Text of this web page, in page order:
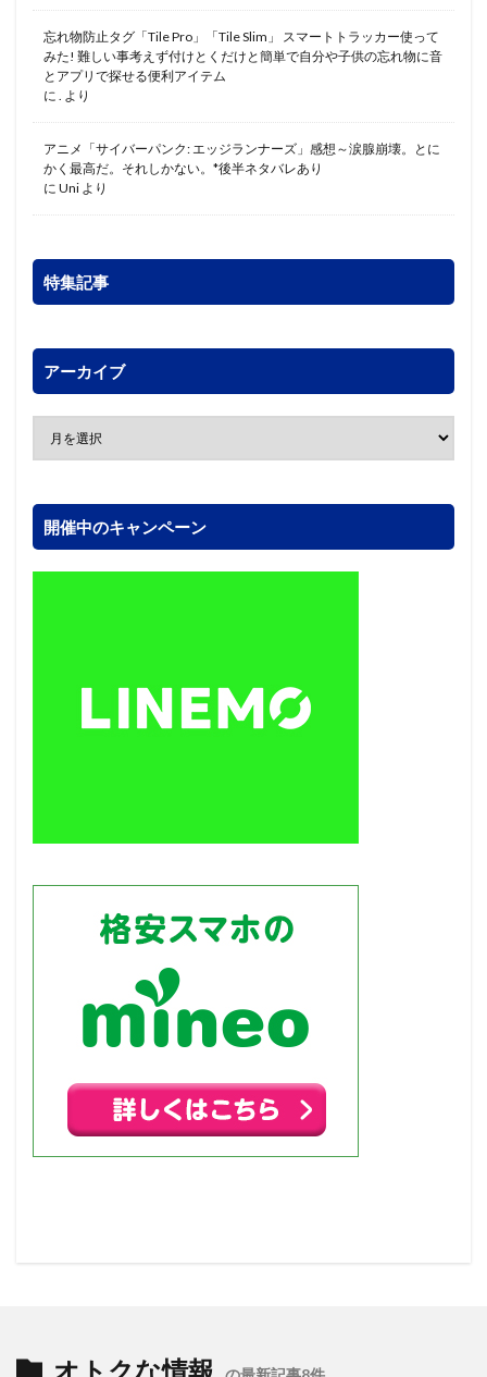
忘れ物防止タグ「Tile Pro」「Tile Slim」 スマートトラッカー使って
みた! 難しい事考えず付けとくだけと簡単で自分や子供の忘れ物に音
とアプリで探せる便利アイテム
に
より
アニメ「サイバーパンク: エッジランナーズ」感想～涙腺崩壊。とに
かく最高だ。それしかない。*後半ネタバレあり
に Uni より
特集記事
アーカイブ
開催中のキャンペーン
オトクな情報